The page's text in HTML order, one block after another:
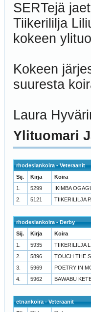
SERTejä
Tiikerililja
kokeen
Kokeen
suuresta
Laura
Ylituomari
rhodesiankoira - Veteraanit
Sij.
Kirja Koira
1.
5299 IKIMBA
2.
5121 TIIKERILILJA
rhodesiankoira - Derby
Sij.
Kirja Koira
1.
5935 TIIKERILILJA
2.
5896 TOUCH THE
3.
5969 POETRY IN
4.
5962 BAWABU
etnankoira - Veteraanit